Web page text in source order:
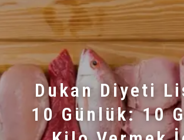
Dukan Diyeti
10 Günlük: 10